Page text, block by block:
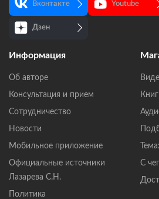
Вконтакте Youtube
Дзен
Информация
Об авторе
Консультация и прием
Сотрудничество
Новости
Мобильное приложение
Официальные источники
Лазарева С.Н.
Политика
С